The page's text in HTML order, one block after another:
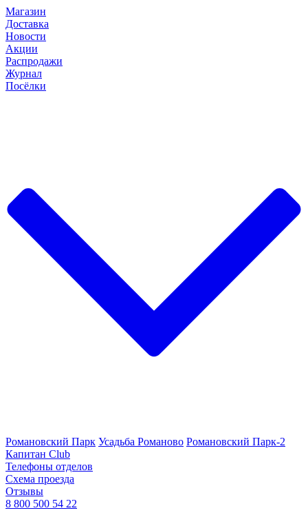
Магазин
Доставка
Новости
Акции
Распродажи
Журнал
Посёлки
Романовский Парк Усадьба Романово Романовский Парк-2
Капитан Club
Телефоны отделов
Схема проезда
Отзывы
8 800 500 54 22